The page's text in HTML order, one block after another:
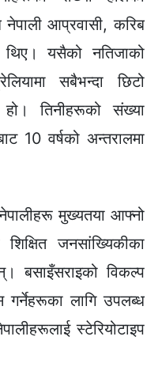
आप्रवासी, करिब
यसैको नतिजाको
सबैभन्दा छिटो
तिनीहरूको संख्या
10 वर्षको अन्तरालमा
मुख्यतया आफ्नो
जनसांख्यिकीका
बसाइँसराइको विकल्प
गर्नेहरूका लागि उपलब्ध
स्टेरियोटाइप